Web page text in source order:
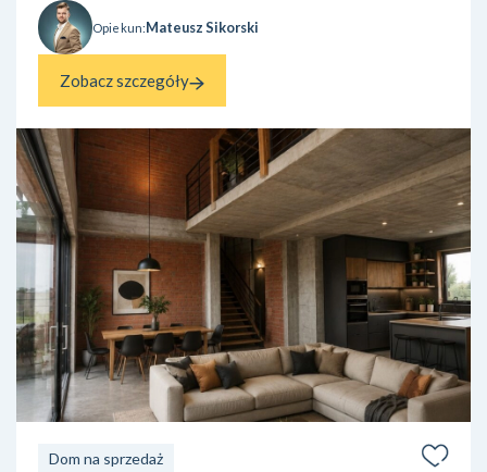
Opiekun:Mateusz Sikorski
Zobacz szczegóły
Dom na sprzedaż